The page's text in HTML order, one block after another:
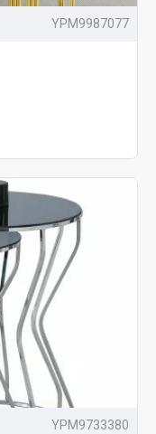
ahşap dokuları ve el
sevenler için doğal
GEREKENLER
bazı önemli
hem
açısından
kullanacağınızı
yardımcı olur.
veya balkon gibi
bulunmaktadır.
alanın
seçmek
ve yüksek
ve alçak
YPM9987077
YPM9733380